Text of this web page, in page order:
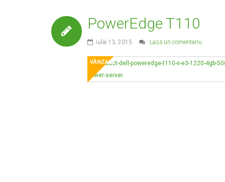
PowerEdge T110
iulie 13, 2015 Lasă un comentariu
VÂNZARE!